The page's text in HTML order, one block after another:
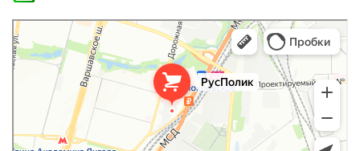
РусПолик
Оргстекло, поликарбонат в Москве
Строительные и отделочные работы в Москве